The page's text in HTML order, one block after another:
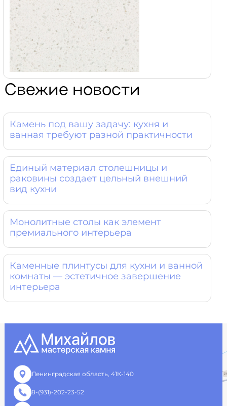
Свежие новости
Камень под вашу задачу: кухня и
ванная требуют разной практичности
Единый материал столешницы и
раковины создает цельный внешний
вид кухни
Монолитные столы как элемент
премиального интерьера
Каменные плинтусы для кухни и ванной
комнаты — эстетичное завершение
интерьера
Ленинградская область, 41К-140
8-(931)-202-23-52